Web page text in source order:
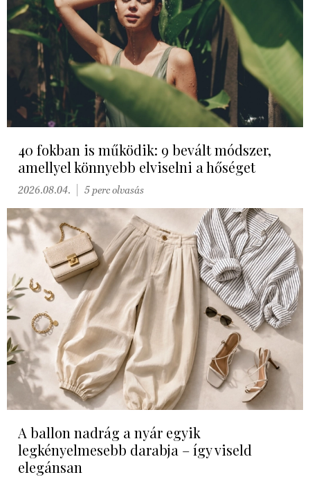
40 fokban is működik: 9 bevált módszer,
amellyel könnyebb elviselni a hőséget
2026.08.04. 5 perc olvasás
A ballon nadrág a nyár egyik
legkényelmesebb darabja – így viseld
elegánsan